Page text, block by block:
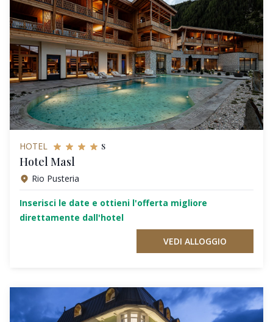
HOTEL s
Hotel Masl
Rio Pusteria
Inserisci le date e ottieni l'offerta migliore
direttamente dall'hotel
VEDI ALLOGGIO